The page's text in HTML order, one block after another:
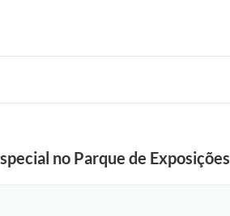
no Parque de Exposições